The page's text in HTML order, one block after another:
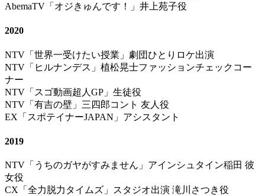
AbemaTV「オジきゅんです！」井上苑子役
2020
NTV「世界一受けたい授業」劇団ひとりロケ出演
NTV「ヒルナンデス」植松晃士ファッションチェックコー
ナー
NTV「スゴ動画超人GP」生徒役
NTV「有吉の壁」三四郎コント 友人役
EX「スポテイナーJAPAN」アシスタント
2019
NTV「うちのガヤがすみません」アインシュタイン稲田 彼
女役
CX「全力脱力タイムズ」スタジオ出演 滝川さつき役